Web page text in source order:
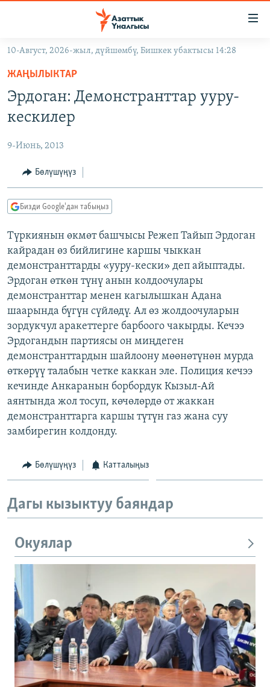
Навигацияга
өтүңүз
Издөөгө
салыңыз
ЭКОНОМИКА
МАДАНИЯТ
ДҮЙНӨ
БОРБОР АЗИЯ
АТАЙЫН ИЛИКТӨӨ
ТВ ПРОГРАММАЛАР
ЭКСПЕРТТЕР ТАЛДАЙТ
БИЗ ЖАНА ДҮЙНӨ
ДАНИСТЕ
ЭЖЕ-СИҢДИЛЕР
АЗАТТЫК+
ЫҢГАЙСЫЗ СУРООЛОР
ӨЗГӨЧӨ ПИКИР
Русский
ОНЛАЙН ШЕРИНЕ
ЭЕ/АРнун бардык сайттары
10-Август, 2026-жыл, дүйшөмбү, Бишкек убактысы 14:28
ЖАҢЫЛЫКТАР
Эрдоган: Демонстранттар ууру-
кескилер
9-Июнь, 2013
Бөлүшүңүз
Бизди Google'дан табыңыз
Түркиянын өкмөт башчысы Режеп Тайып Эрдоган
кайрадан өз бийлигине каршы чыккан
демонстранттарды «ууру-кески» деп айыптады.
Эрдоган өткөн түнү анын колдоочулары
демонстранттар менен кагылышкан Адана
шаарында бүгүн сүйлөдү. Ал өз жолдоочуларын
зордукчул аракеттерге барбоого чакырды. Кечээ
Эрдогандын партиясы он миңдеген
демонстранттардын шайлоону мөөнөтүнөн мурда
өткөрүү талабын четке каккан эле. Полиция кечээ
кечинде Анкаранын борбордук Кызыл-Ай
аянтында жол тосуп, көчөлөрдө от жаккан
демонстранттарга каршы түтүн газ жана суу
замбирегин колдонду.
Бөлүшүңүз Катталыңыз
Дагы кызыктуу баяндар
Окуялар